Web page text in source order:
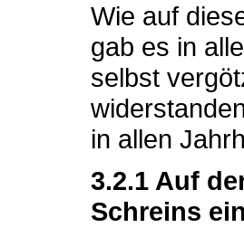
Wie auf
gab es in
selbst
in allen
3.2.1 Auf
Schreins